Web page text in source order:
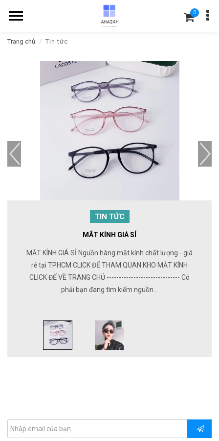
0
Trang chủ Tin tức
TIN TỨC
MẮT KÍNH GIÁ SỈ
MẮT KÍNH GIÁ SỈ Nguồn hàng mắt kính chất lượng - giá
rẻ tại TPHCM CLICK ĐỂ THAM QUAN KHO MẮT KÍNH
CLICK ĐỂ VỀ TRANG CHỦ ------------------------------ Có
phải bạn đang tìm kiếm nguồn...